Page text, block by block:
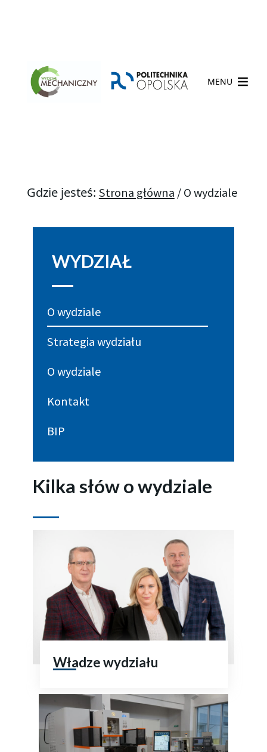
MENU
Gdzie jesteś: Strona główna /O wydziale
WYDZIAŁ
O wydziale
Strategia wydziału
O wydziale
Kontakt
BIP
Kilka słów o wydziale
Władze wydziału